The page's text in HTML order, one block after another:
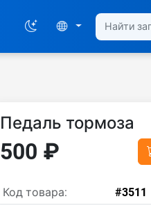
Педаль тормоза
500 ₽
Код товара:
#3511